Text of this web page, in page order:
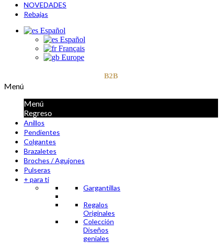
NOVEDADES
Rebajas
Español
Español
Français
Europe
B2B
Menú
Menú
Regreso
Anillos
Pendientes
Colgantes
Brazaletes
Broches / Agujones
Pulseras
+ para ti
Gargantillas
Regalos
Originales
Colección
Diseños
geniales